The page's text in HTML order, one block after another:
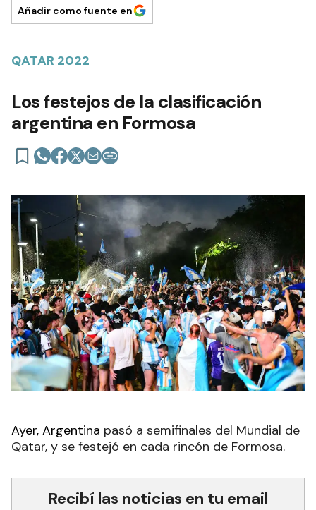
Añadir como fuente en
QATAR 2022
Los festejos de la clasificación
argentina en Formosa
Ayer, Argentina pasó a semifinales del Mundial de
Qatar, y se festejó en cada rincón de Formosa.
Recibí las noticias en tu email